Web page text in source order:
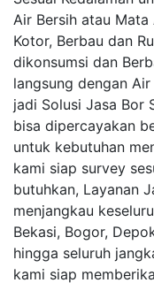
Air Bersih atau Mata
Kotor, Berbau dan
dikonsumsi dan
langsung dengan
jadi Solusi Jasa Bor
bisa dipercayakan
untuk kebutuhan
kami siap survey
butuhkan, Layanan
menjangkau
Bekasi, Bogor,
hingga seluruh
kami siap